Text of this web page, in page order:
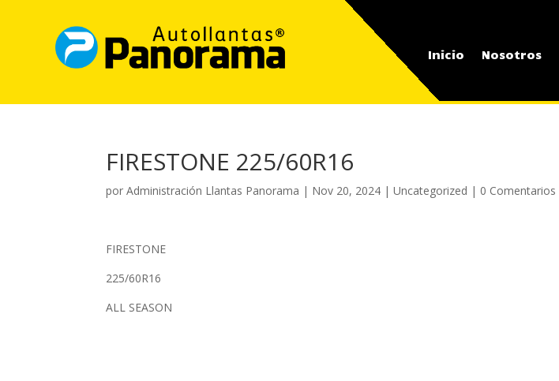
Inicio Nosotros
FIRESTONE 225/60R16
porAdministración Llantas Panorama | Nov 20, 2024 |Uncategorized | 0 Comentarios
FIRESTONE
225/60R16
ALL SEASON